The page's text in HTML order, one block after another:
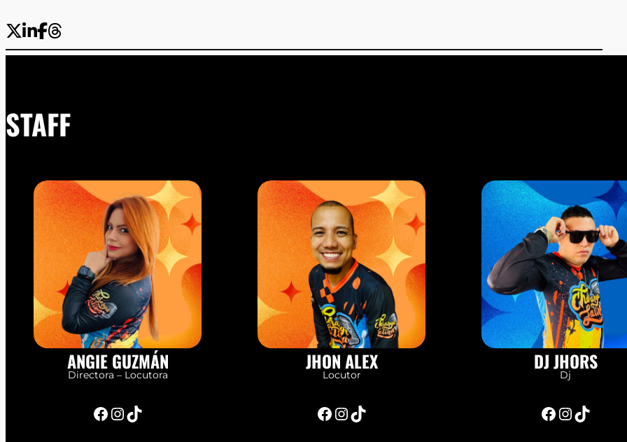
STAFF
ANGIE GUZMÁN
Directora – Locutora
Facebook InstagramTikTok
JHON ALEX
Locutor
Facebook InstagramTikTok
DJ JHORS
Dj
Facebook InstagramTikTok